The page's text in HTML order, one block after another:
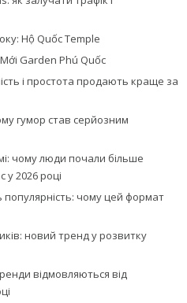
Hộ Quốc Temple
Garden Phú Quốc
і простота продають краще за
гумор став серйозним
чому люди почали більше
у 2026 році
чому цей формат
новий тренд у розвитку
відмовляються від